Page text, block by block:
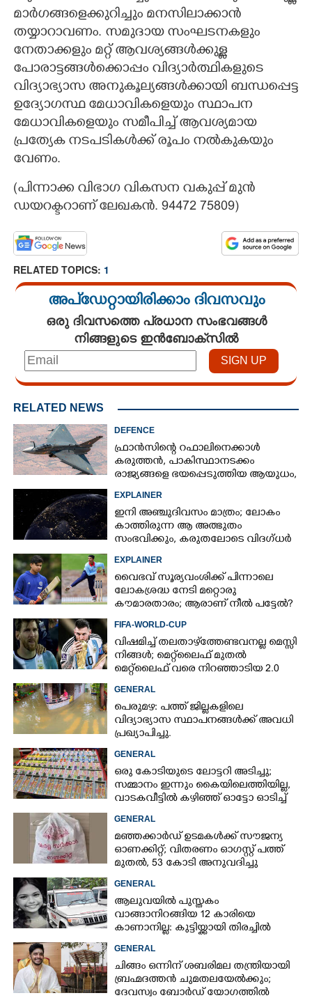
മാർഗങ്ങളെക്കുറിച്ചും മനസിലാക്കാൻ
തയ്യാറാവണം. സമുദായ സംഘടനകളും
നേതാക്കളും മറ്റ് ആവശ്യങ്ങൾക്കുള്ള
പോരാട്ടങ്ങൾക്കൊപ്പം വിദ്യാർത്ഥികളുടെ
വിദ്യാഭ്യാസ അനുകൂല്യങ്ങൾക്കായി ബന്ധപ്പെട്ട
ഉദ്യോഗസ്ഥ മേധാവികളെയും സ്ഥാപന
മേധാവികളെയും സമീപിച്ച് ആവശ്യമായ
പ്രത്യേക നടപടികൾക്ക് രൂപം നൽകുകയും
വേണം.
(പിന്നാക്ക വിഭാഗ വികസന വകുപ്പ് മുൻ
ഡയറക്ടറാണ് ലേഖകൻ. 94472 75809)​
RELATED TOPICS: 1
അപ്ഡേറ്റായിരിക്കാം ദിവസവും
ഒരു ദിവസത്തെ പ്രധാന സംഭവങ്ങൾ
നിങ്ങളുടെ ഇൻബോക്സിൽ
RELATED NEWS
DEFENCE
ഫ്രാൻസിന്റെ റഫാലിനെക്കാൾ
കരുത്തൻ,​ പാകിസ്ഥാനടക്കം
രാജ്യങ്ങളെ ഭയപ്പെടുത്തിയ ആയുധം,​
EXPLAINER
ഇനി അഞ്ചുദിവസം മാത്രം; ലോകം
കാത്തിരുന്ന ആ അത്ഭുതം
സംഭവിക്കും, കരുതലോടെ വിദഗ്ധർ
EXPLAINER
വൈഭവ് സൂര്യവംശിക്ക് പിന്നാലെ
ലോകശ്രദ്ധ നേടി മറ്റൊരു
കൗമാരതാരം; ആരാണ് നീൽ പട്ടേൽ?
FIFA-WORLD-CUP
വിഷമിച്ച് തലതാഴ്‌ത്തേണ്ടവനല്ല മെസ്സി
നിങ്ങള്‍; മെറ്റ്‌ലൈഫ് മുതല്‍
മെറ്റ്‌ലൈഫ് വരെ നിറഞ്ഞാടിയ 2.0
GENERAL
പെരുമഴ: പത്ത് ജില്ലകളിലെ
വിദ്യാഭ്യാസ സ്ഥാപനങ്ങൾക്ക് അവധി
പ്രഖ്യാപിച്ചു.
GENERAL
ഒരു കോടിയുടെ ലോട്ടറി അടിച്ചു;
സമ്മാനം ഇന്നും കൈയിലെത്തിയില്ല,
വാടകവീട്ടിൽ കഴിഞ്ഞ് ഓട്ടോ ഓടിച്ച്
GENERAL
മഞ്ഞക്കാർഡ് ഉടമകൾക്ക് സൗജന്യ
ഓണക്കിറ്റ്; വിതരണം ഓഗസ്റ്റ് പത്ത്
മുതൽ, 53 കോടി അനുവദിച്ചു
GENERAL
ആലുവയിൽ പുസ്തകം
വാങ്ങാനിറങ്ങിയ 12 കാരിയെ
കാണാനില്ല: കുട്ടിയ്ക്കായി തിരച്ചിൽ
GENERAL
ചിങ്ങം ഒന്നിന് ശബരിമല തന്ത്രിയായി
ബ്രഹ്മദത്തൻ ചുമതലയേൽക്കും;
ദേവസ്വം ബോർഡ് യോഗത്തിൽ